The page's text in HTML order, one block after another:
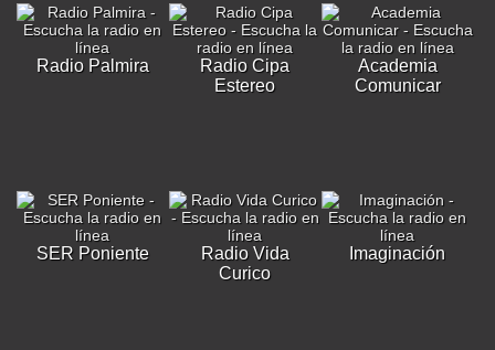
Radio Palmira
Radio Cipa
Estereo
Academia
Comunicar
SER Poniente
Radio Vida
Curico
Imaginación